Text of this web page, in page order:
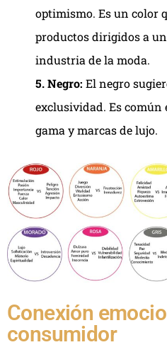
optimismo. Es un color
productos dirigidos a
industria de la moda.
5. Negro: El negro
exclusividad. Es común
gama y marcas de lujo.
Conexión
consumidor